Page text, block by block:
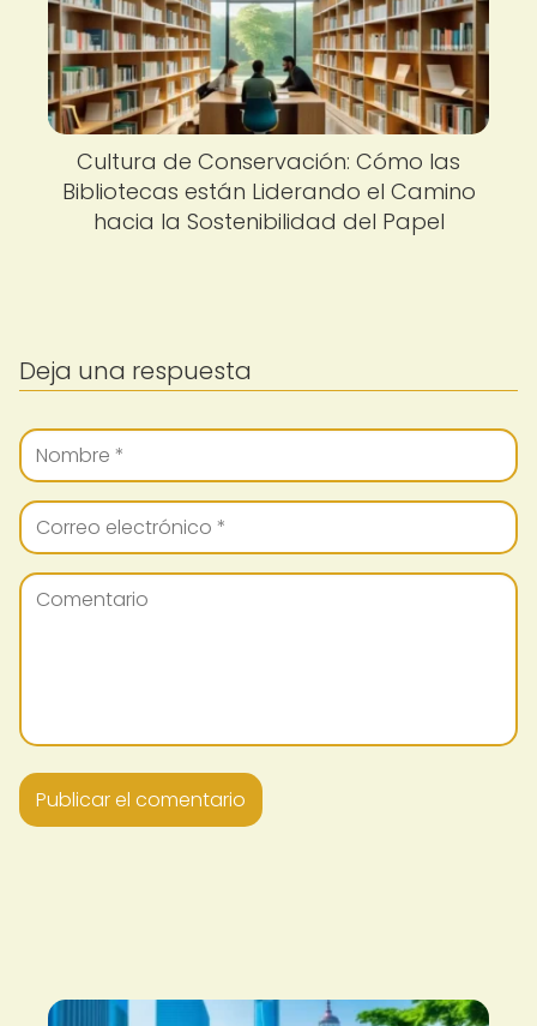
Cultura de Conservación: Cómo las
Bibliotecas están Liderando el Camino
hacia la Sostenibilidad del Papel
Deja una respuesta